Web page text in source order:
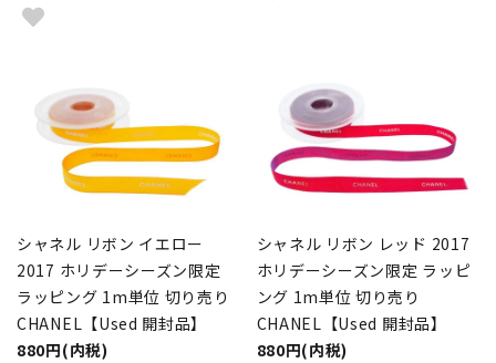
シャネル リボン イエロー
2017 ホリデーシーズン限定
ラッピング 1m単位 切り売り
CHANEL【Used 開封品】
880円(内税)
シャネル リボン レッド 2017
ホリデーシーズン限定 ラッピ
ング 1m単位 切り売り
CHANEL【Used 開封品】
880円(内税)